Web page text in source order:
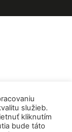
služieb.
kliknutím
bude táto